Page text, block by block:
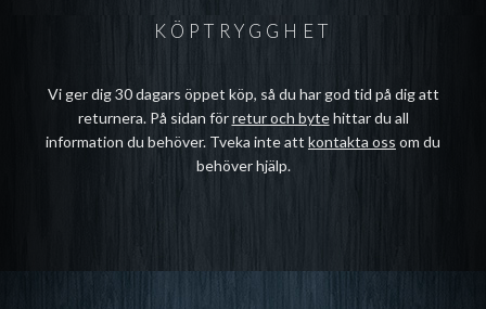
KÖPTRYGGHET
Vi ger dig 30 dagars öppet köp, så du har god tid på dig att
returnera. På sidan förretur och bytehittar du all
information du behöver. Tveka inte att kontakta oss om du
behöver hjälp.